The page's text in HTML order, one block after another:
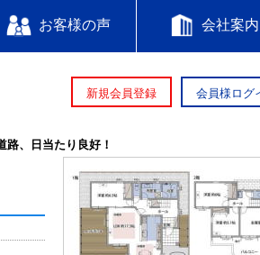
お客様の声 会社案内
新規会員登録 会員様ログ
、日当たり良好！